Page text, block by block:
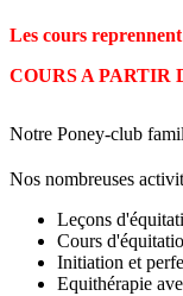
Les cours
COURS A PARTIR
Notre Poney-club
Nos nombreuses
Leçons
Cours
Initiation et
Equithérapie